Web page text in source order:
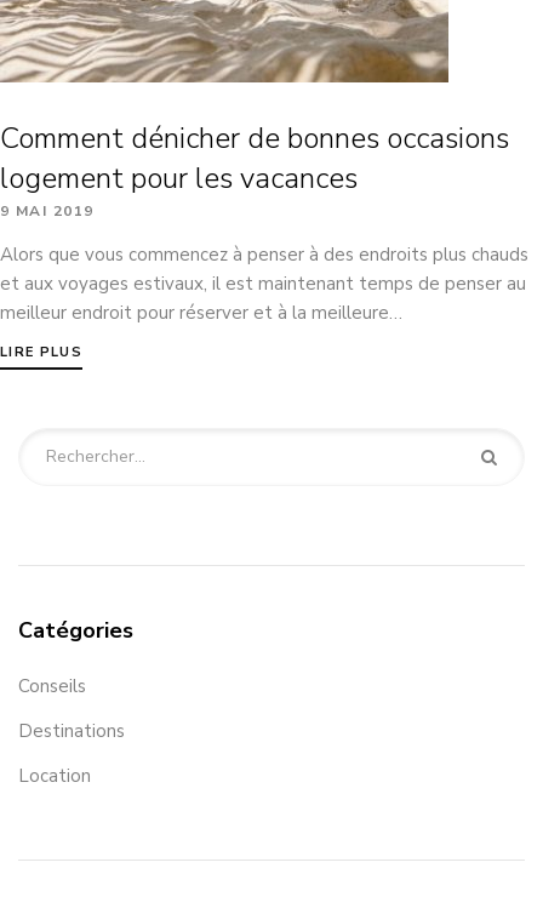
Comment dénicher de bonnes occasions
logement pour les vacances
9 MAI 2019
Alors que vous commencez à penser à des endroits plus chauds
et aux voyages estivaux, il est maintenant temps de penser au
meilleur endroit pour réserver et à la meilleure…
LIRE PLUS
Catégories
Conseils
Destinations
Location